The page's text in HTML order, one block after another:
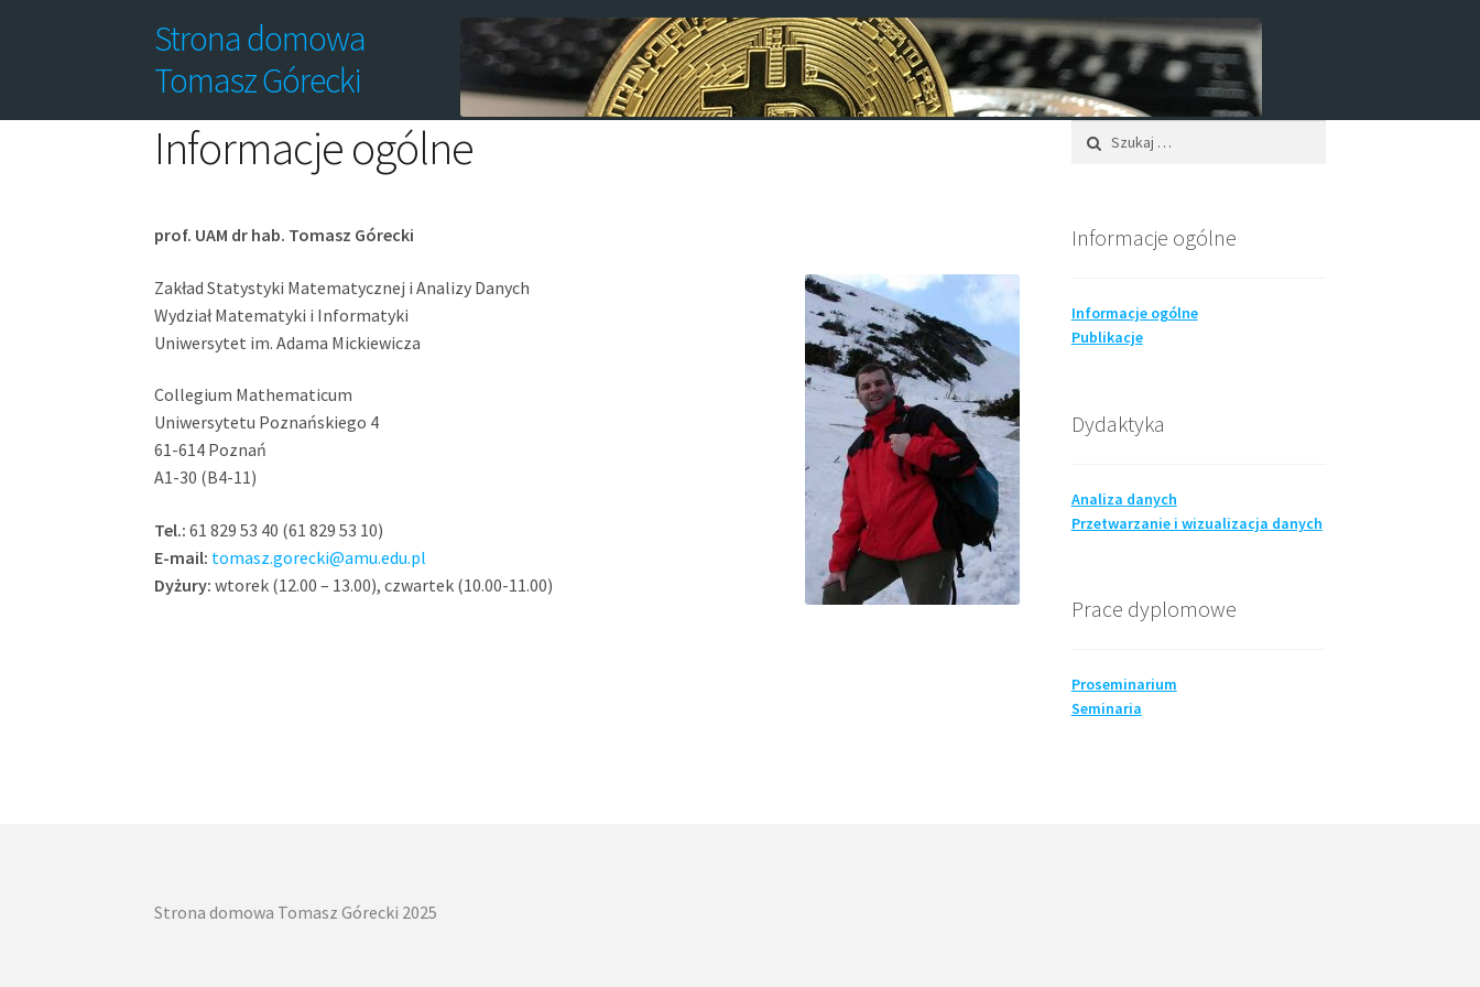
Strona domowa
Tomasz Górecki
Analiza danych Informacje ogólneLista publikacji R programming
Informacje ogólne
prof. UAM dr hab. Tomasz Górecki
Zakład Statystyki Matematycznej i Analizy Danych
Wydział Matematyki i Informatyki
Uniwersytet im. Adama Mickiewicza
Collegium Mathematicum
Uniwersytetu Poznańskiego 4
61-614 Poznań
A1-30 (B4-11)
Tel.: 61 829 53 40 (61 829 53 10)
E-mail: tomasz.gorecki@amu.edu.pl
Dyżury:wtorek (12.00 – 13.00), czwartek (10.00-11.00)
Informacje ogólne
Informacje ogólne
Publikacje
Dydaktyka
Analiza danych
Przetwarzanie i wizualizacja danych
Prace dyplomowe
Proseminarium
Seminaria
Strona domowa Tomasz Górecki 2025